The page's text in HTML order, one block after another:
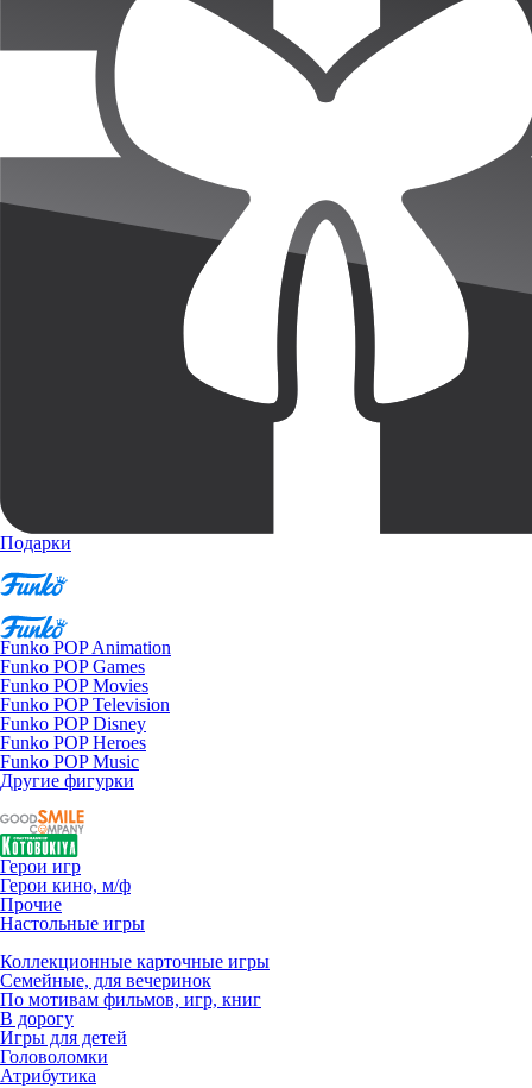
Подарки
Funko POP Animation
Funko POP Games
Funko POP Movies
Funko POP Television
Funko POP Disney
Funko POP Heroes
Funko POP Music
Другие фигурки
Герои игр
Герои кино, м/ф
Прочие
Настольные игры
Коллекционные карточные игры
Семейные, для вечеринок
По мотивам фильмов, игр, книг
В дорогу
Игры для детей
Головоломки
Атрибутика